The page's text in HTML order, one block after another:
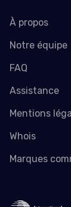
À propos
Notre équipe
FAQ
Assistance
Mentions
Whois
Marques